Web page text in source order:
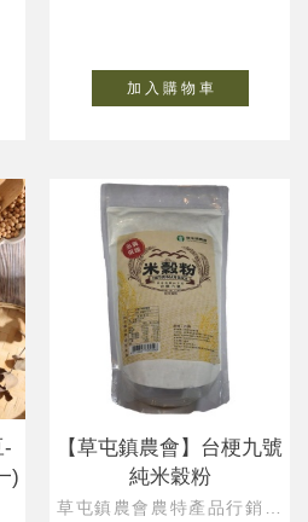
加 入 購 物 車
-
)
【草屯鎮農會】台梗九號
純米穀粉
草屯鎮農會農特產品行銷中